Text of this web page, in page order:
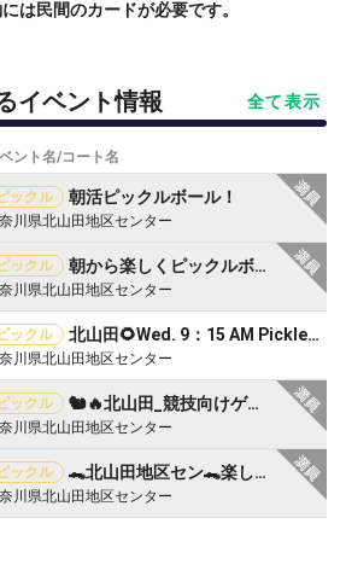
は民間のカードが必要です。
イベント情報 全て表示
ント名/コート名
ックル 朝活ピックルボール！
川県北山田地区センター
ックル 朝から楽しくピックルボール!!@北山田地区センター
川県北山田地区センター
ックル 北山田🌻Wed. 9：15 AM Pickleball - Enjoy!
川県北山田地区センター
ックル 🐿️🔥北山田_競技向けゲーム練習会
川県北山田地区センター
ックル 🐊北山田地区セン🐊楽しくゆる〜くピックル練習(パドル貸出可)
川県北山田地区センター